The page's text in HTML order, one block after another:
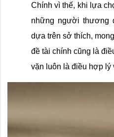
Chính vì thế, khi lựa
những người thương
dựa trên sở thích,
đề tài chính cũng là
vặn luôn là điều hợp lý